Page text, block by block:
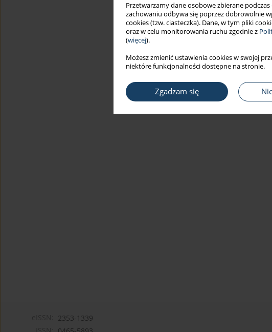
Przetwarzamy dane osobowe zbierane
zachowaniu odbywa się poprzez dobrowolnie
cookies (tzw. ciasteczka). Dane, w tym pliki
oraz w celu monitorowania ruchu zgodnie z
(więcej).
Możesz zmienić ustawienia cookies w swojej
niektóre funkcjonalności dostępne na stronie.
Zgadzam się
2353-1339